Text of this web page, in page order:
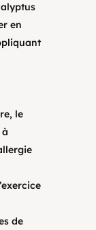
en
le
de